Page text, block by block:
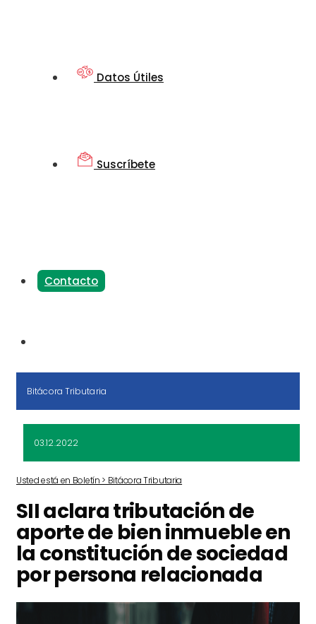
Datos Útiles
Suscríbete
Contacto
Bitácora Tributaria
03.12.2022
Usted está en Boletín > Bitácora Tributaria
SII aclara tributación de
aporte de bien inmueble en
la constitución de sociedad
por persona relacionada